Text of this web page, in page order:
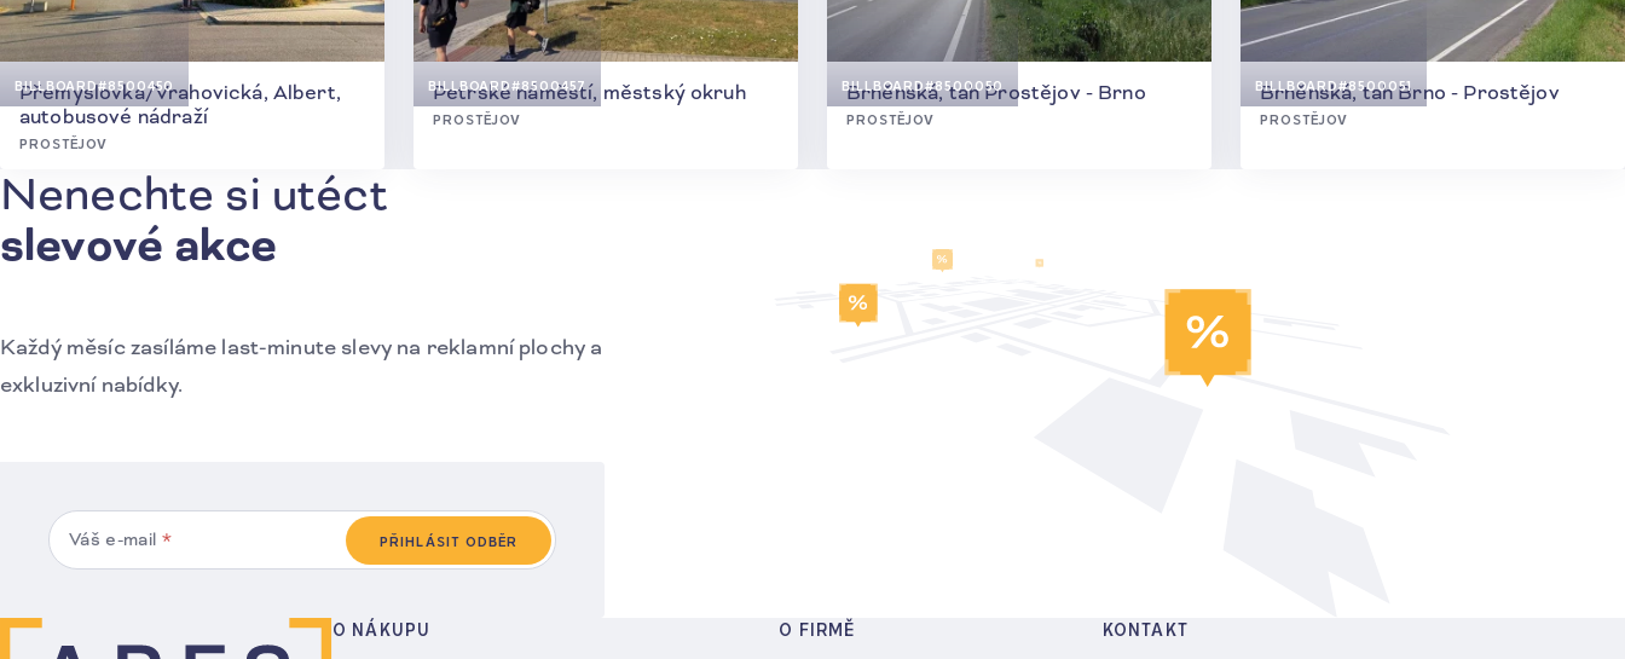
BILLBOARD#8500450
Přemyslovka/Vrahovická, Albert,
autobusové nádraží
PROSTĚJOV
BILLBOARD#8500457
Petrské náměstí, městský okruh
PROSTĚJOV
BILLBOARD#8500050
Brněnská, tah Prostějov - Brno
PROSTĚJOV
BILLBOARD#8500051
Brněnská, tah Brno - Prostějov
PROSTĚJOV
Přihlášení k odběru novinek
Nenechte si utéct
slevové akce
Každý měsíc zasíláme last-minute slevy na reklamní plochy a
exkluzivní nabídky.
Váš e-mail * PŘIHLÁSIT ODBĚR
O NÁKUPU O FIRMĚ KONTAKT